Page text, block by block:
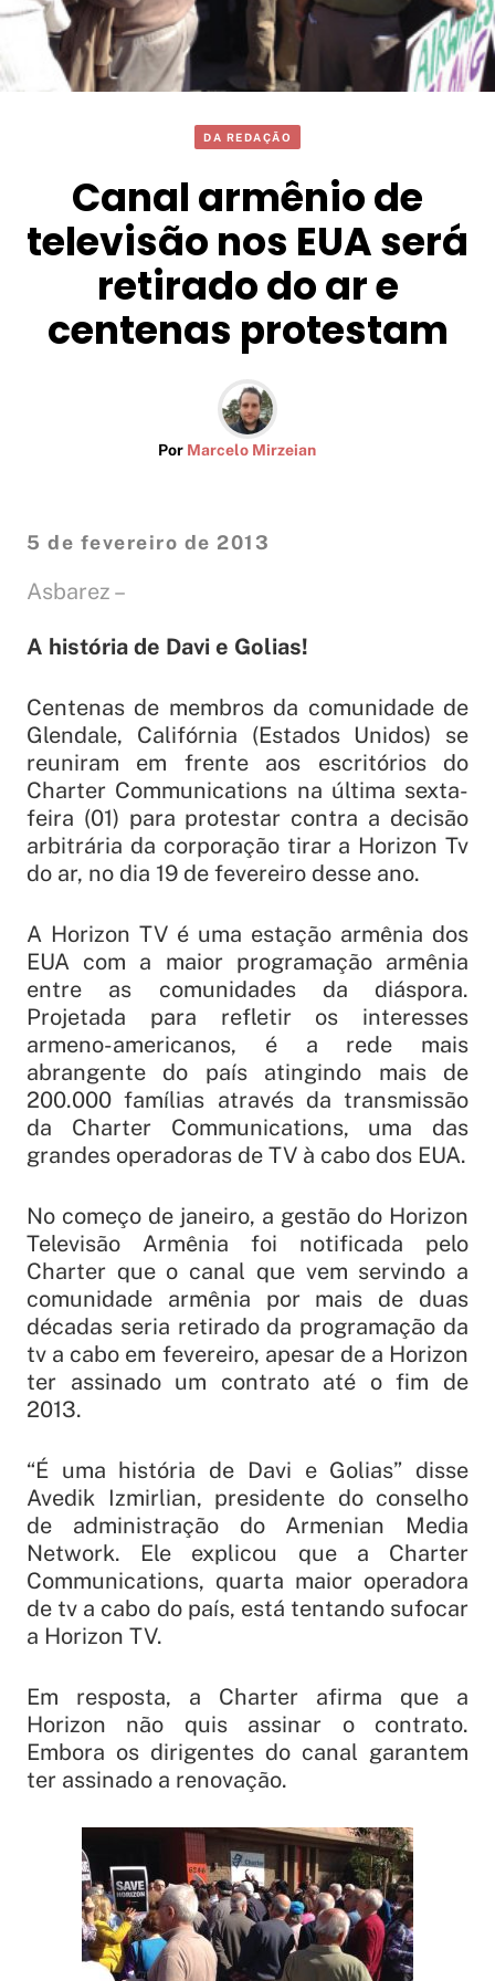
DA REDAÇÃO
Canal armênio de
televisão nos EUA será
retirado do ar e
centenas protestam
Por Marcelo Mirzeian
5 de fevereiro de 2013
Asbarez –
A história de Davi e Golias!
Centenas de membros da comunidade de
Glendale, Califórnia (Estados Unidos) se
reuniram em frente aos escritórios do
Charter Communications na última sexta-
feira (01) para protestar contra a decisão
arbitrária da corporação tirar a Horizon Tv
do ar, no dia 19 de fevereiro desse ano.
A Horizon TV é uma estação armênia dos
EUA com a maior programação armênia
entre as comunidades da diáspora.
Projetada para refletir os interesses
armeno-americanos, é a rede mais
abrangente do país atingindo mais de
200.000 famílias através da transmissão
da Charter Communications, uma das
grandes operadoras de TV à cabo dos EUA.
No começo de janeiro, a gestão do Horizon
Televisão Armênia foi notificada pelo
Charter que o canal que vem servindo a
comunidade armênia por mais de duas
décadas seria retirado da programação da
tv a cabo em fevereiro, apesar de a Horizon
ter assinado um contrato até o fim de
2013.
“É uma história de Davi e Golias” disse
Avedik Izmirlian, presidente do conselho
de administração do Armenian Media
Network. Ele explicou que a Charter
Communications, quarta maior operadora
de tv a cabo do país, está tentando sufocar
a Horizon TV.
Em resposta, a Charter afirma que a
Horizon não quis assinar o contrato.
Embora os dirigentes do canal garantem
ter assinado a renovação.